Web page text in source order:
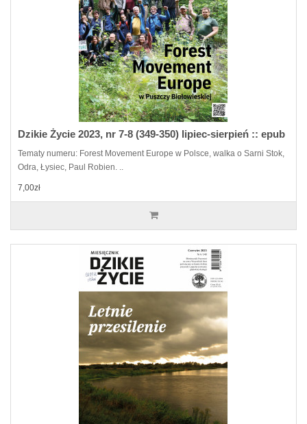
Dzikie Życie 2023, nr 7-8 (349-350) lipiec-sierpień :: epub
Tematy numeru: Forest Movement Europe w Polsce, walka o Sarni Stok,
Odra, Łysiec, Paul Robien. ..
7,00zł